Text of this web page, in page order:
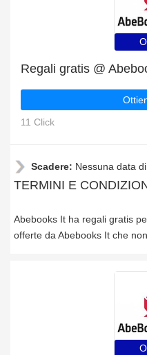
Regali gratis @
11 Click
Scadere: Nessuna data
TERMINI E
Abebooks It ha regali gratis
offerte da Abebooks It che